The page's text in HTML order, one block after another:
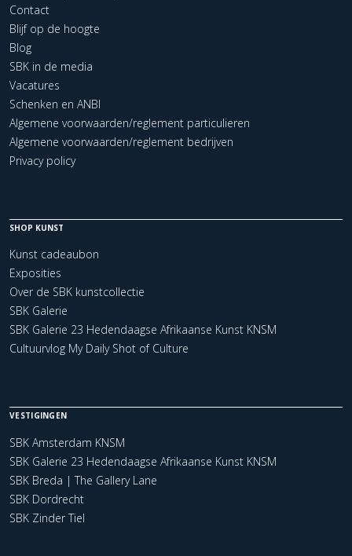
Contact
Blijf op de hoogte
Blog
SBK in de media
Vacatures
Schenken en ANBI
Algemene voorwaarden/reglement particulieren
Algemene voorwaarden/reglement bedrijven
Privacy policy
SHOP KUNST
Kunst cadeaubon
Exposities
Over de SBK kunstcollectie
SBK Galerie
SBK Galerie 23 Hedendaagse Afrikaanse Kunst KNSM
Cultuurvlog My Daily Shot of Culture
VESTIGINGEN
SBK Amsterdam KNSM
SBK Galerie 23 Hedendaagse Afrikaanse Kunst KNSM
SBK Breda | The Gallery Lane
SBK Dordrecht
SBK Zinder Tiel